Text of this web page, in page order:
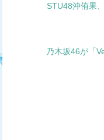
STU48沖侑果
乃木坂46が「